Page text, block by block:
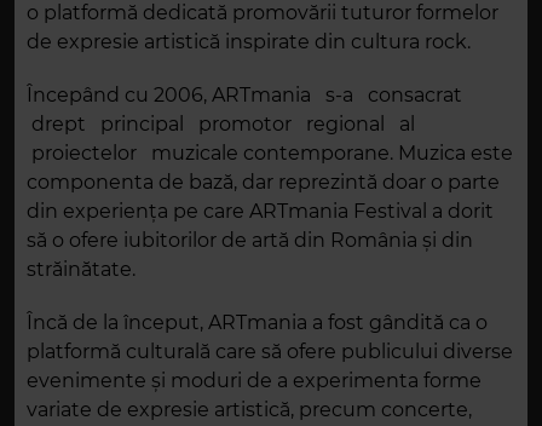
o platformă dedicată promovării tuturor formelor
de expresie artistică inspirate din cultura rock.
Începând cu 2006, ARTmania s-a consacrat
drept principal promotor regional al
proiectelor muzicale contemporane. Muzica este
componenta de bază, dar reprezintă doar o parte
din experiența pe care ARTmania Festival a dorit
să o ofere iubitorilor de artă din România și din
străinătate.
Încă de la început, ARTmania a fost gândită ca o
platformă culturală care să ofere publicului diverse
evenimente și moduri de a experimenta forme
variate de expresie artistică, precum concerte,